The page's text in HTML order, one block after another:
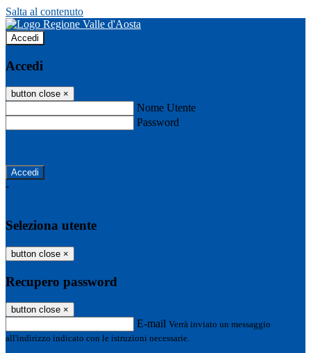
Salta al contenuto
Accedi
Accedi
button close ×
Nome Utente
Password
-
Seleziona utente
button close ×
Recupero password
button close ×
E-mail Verrà inviato un messaggio
all'indirizzo indicato con le istruzioni necessarie.